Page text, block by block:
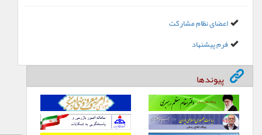
اعضای نظام مشارکت
فرم پیشنهاد
پیوندها